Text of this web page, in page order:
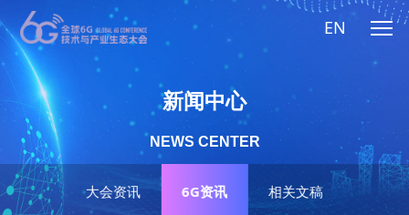
EN
大会资讯 6G资讯 相关文稿
新闻中心
NEWS CENTER